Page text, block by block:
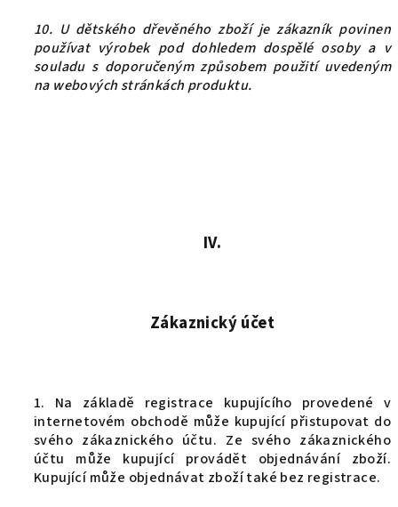
10. U dětského dřevěného zboží je zákazník povinen
používat výrobek pod dohledem dospělé osoby a v
souladu s doporučeným způsobem použití uvedeným
na webových stránkách produktu.
IV.
Zákaznický účet
1. Na základě registrace kupujícího provedené v
internetovém obchodě může kupující přistupovat do
svého zákaznického účtu. Ze svého zákaznického
účtu může kupující provádět objednávání zboží.
Kupující může objednávat zboží také bez registrace.